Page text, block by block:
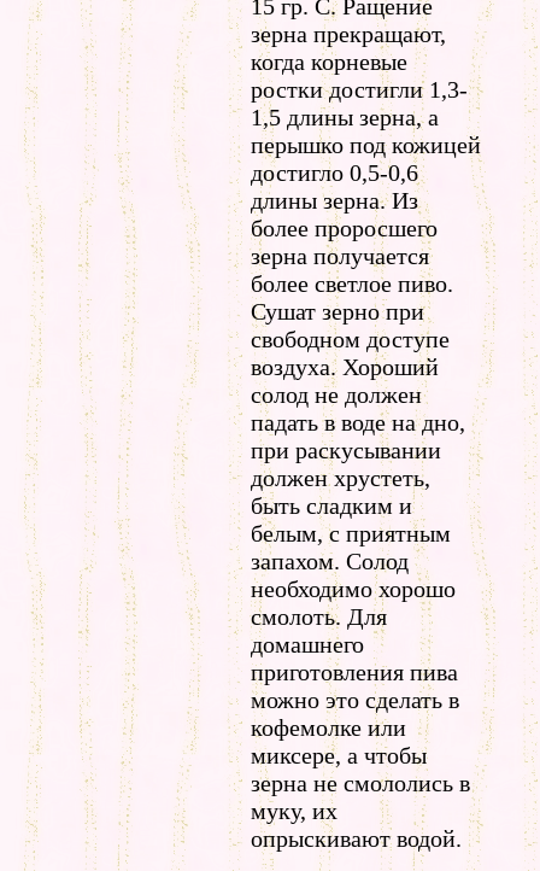
15 гр. С. Ращение
зерна прекращают,
когда корневые
ростки достигли 1,3-
1,5 длины зерна, а
перышко под кожицей
достигло 0,5-0,6
длины зерна. Из
более проросшего
зерна получается
более светлое пиво.
Сушат зерно при
свободном доступе
воздуха. Хороший
солод не должен
падать в воде на дно,
при раскусывании
должен хрустеть,
быть сладким и
белым, с приятным
запахом. Солод
необходимо хорошо
смолоть. Для
домашнего
приготовления пива
можно это сделать в
кофемолке или
миксере, а чтобы
зерна не смололись в
муку, их
опрыскивают водой.